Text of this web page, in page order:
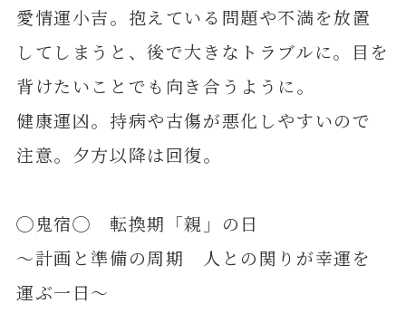
愛情運小吉。抱えている問題や不満を放置
してしまうと、後で大きなトラブルに。目を
背けたいことでも向き合うように。
健康運凶。持病や古傷が悪化しやすいので
注意。夕方以降は回復。
◯鬼宿◯ 転換期「親」の日
～計画と準備の周期 人との関りが幸運を
運ぶ一日～